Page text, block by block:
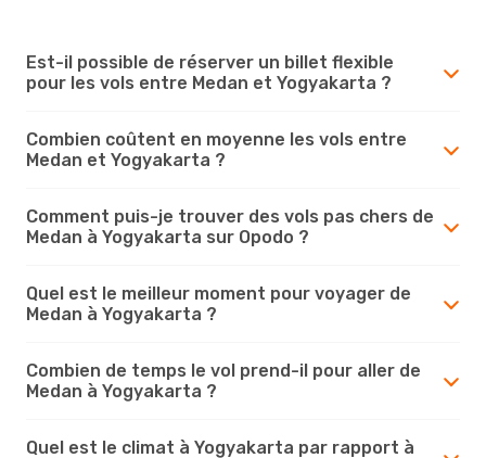
Est-il possible de réserver un billet flexible
pour les vols entre Medan et Yogyakarta ?
Combien coûtent en moyenne les vols entre
Medan et Yogyakarta ?
Comment puis-je trouver des vols pas chers de
Medan à Yogyakarta sur Opodo ?
Quel est le meilleur moment pour voyager de
Medan à Yogyakarta ?
Combien de temps le vol prend-il pour aller de
Medan à Yogyakarta ?
Quel est le climat à Yogyakarta par rapport à